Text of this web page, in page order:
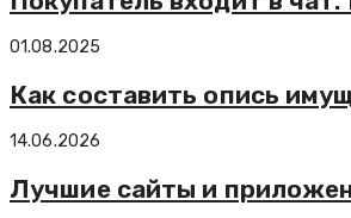
01.08.2025
Как составить опись
14.06.2026
Лучшие сайты и